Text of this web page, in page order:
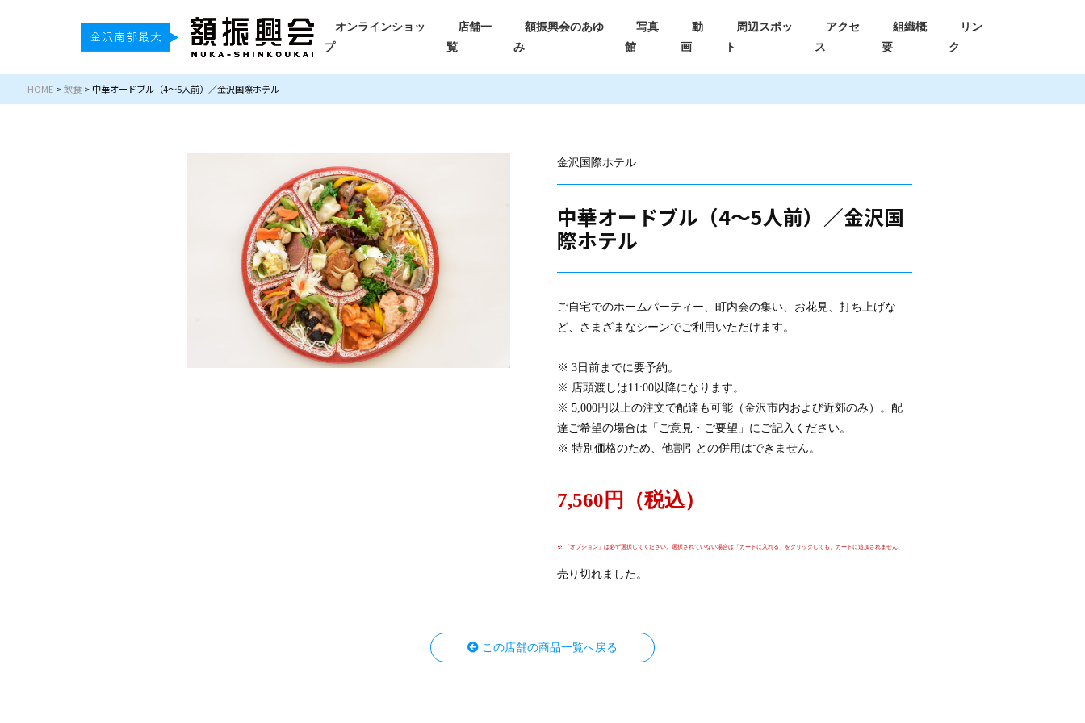
オンラインショッ
プ
店舗一
覧
額振興会のあゆ
み
写真
館
動
画
周辺スポッ
ト
アクセ
ス
組織概
要
リン
ク
HOME>飲食> 中華オードブル（4～5人前）／金沢国際ホテル
金沢国際ホテル
中華オードブル（4～5人前）／金沢国
際ホテル
ご自宅でのホームパーティー、町内会の集い、お花見、打ち上げな
ど、さまざまなシーンでご利用いただけます。
※ 3日前までに要予約。
※ 店頭渡しは11:00以降になります。
※ 5,000円以上の注文で配達も可能（金沢市内および近郊のみ）。配
達ご希望の場合は「ご意見・ご要望」にご記入ください。
※ 特別価格のため、他割引との併用はできません。
7,560円（税込）
※ 「オプション」は必ず選択してください。選択されていない場合は「カートに入れる」をクリックしても、カートに追加されません。
売り切れました。
この店舗の商品一覧へ戻る